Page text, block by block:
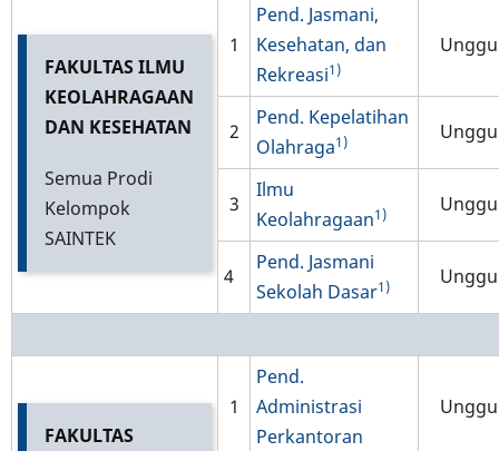
FAKULTAS ILMU
KEOLAHRAGAAN
DAN KESEHATAN
Semua Prodi
Kelompok
SAINTEK
1
Pend. Jasmani,
Kesehatan, dan
Rekreasi1)
2
Pend. Kepelatihan
Olahraga1)
3
Ilmu
Keolahragaan1)
4
Pend. Jasmani
Sekolah Dasar1)
FAKULTAS
1
Pend.
Administrasi
Perkantoran